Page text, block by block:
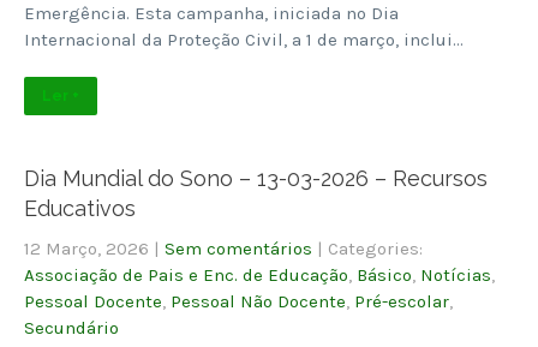
Emergência. Esta campanha, iniciada no Dia
Internacional da Proteção Civil, a 1 de março, inclui…
Ler +
Dia Mundial do Sono – 13-03-2026 – Recursos
Educativos
12 Março, 2026 | Sem comentários | Categories:
Associação de Pais e Enc. de Educação Básico Notícias
Pessoal Docente Pessoal Não Docente Pré-escolar
Secundário